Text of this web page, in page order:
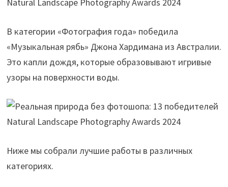
В категории «Фотография года» победила
«Музыкальная рябь» Джона Хардимана из Австралии.
Это капли дождя, которые образовывают игривые
узоры на поверхности воды.
Ниже мы собрали лучшие работы в различных
категориях.